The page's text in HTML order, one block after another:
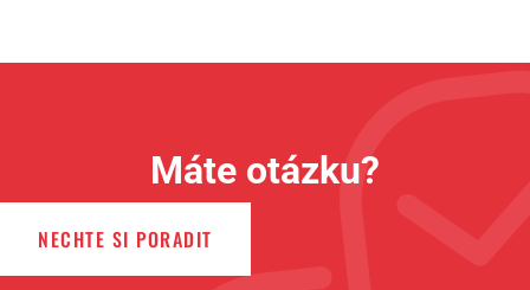
Máte otázku?
NECHTE SI PORADIT